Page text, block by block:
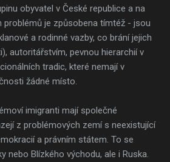
obyvatel v České republice a na
problémů je způsobena tímtéž - jsou
a rodinné vazby, co brání jejich
autoritářstvím, pevnou hierarchií v
tradic, které nemají v
žádné místo.
imigranti mají společné
z problémových zemí s neexistující
a právním státem. To se
nebo Blízkého východu, ale i Ruska.